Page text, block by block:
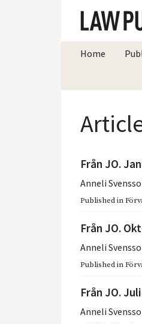
Home
Från JO.
Anneli
Published in
Från JO.
Anneli
Published in
Från JO.
Anneli